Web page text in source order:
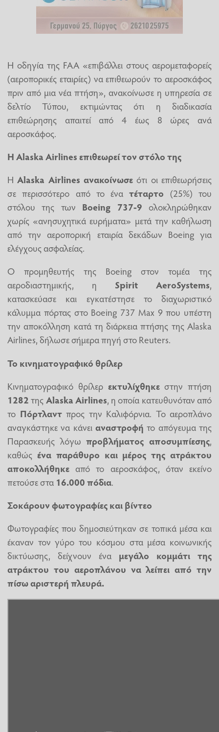
Η οδηγία της FAA «επιβάλλει στους αερομεταφορείς
(αεροπορικές εταιρίες) να επιθεωρούν το αεροσκάφος
πριν από μια νέα πτήση», ανακοίνωσε η υπηρεσία σε
δελτίο Τύπου, εκτιμώντας ότι η διαδικασία
επιθεώρησης απαιτεί από 4 έως 8 ώρες ανά
αεροσκάφος.
Η Alaska Airlines επιθεωρεί τον στόλο της
ΗAlaska Airlines ανακοίνωσε ότι οι επιθεωρήσεις
σε περισσότερο από το ένατέταρτο (25%) του
στόλου της των Boeing 737-9 ολοκληρώθηκαν
χωρίς «ανησυχητικά ευρήματα» μετά την καθήλωση
από την αεροπορική εταιρία δεκάδων Boeing για
ελέγχους ασφαλείας.
Ο προμηθευτής της Boeing στον τομέα της
αεροδιαστημικής, η Spirit AeroSystems,
κατασκεύασε και εγκατέστησε το διαχωριστικό
κάλυμμα πόρτας στο Boeing 737 Max 9 που υπέστη
την αποκόλληση κατά τη διάρκεια πτήσης της Alaska
Airlines, δήλωσε σήμερα πηγή στο Reuters.
Το κινηματογραφικό θρίλερ
Κινηματογραφικό θρίλερ εκτυλίχθηκεστην πτήση
1282της AlaskaAirlines, η οποία κατευθυνόταν από
το Πόρτλαντπρος την Καλιφόρνια. Το αεροπλάνο
αναγκάστηκε να κάνει αναστροφή το απόγευμα της
Παρασκευής λόγωπροβλήματος αποσυμπίεσης,
καθώς ένα παράθυρο και μέρος της ατράκτου
αποκολλήθηκε από το αεροσκάφος, όταν εκείνο
πετούσε στα 16.000 πόδια.
Σοκάρουν φωτογραφίες και βίντεο
Φωτογραφίες που δημοσιεύτηκαν σε τοπικά μέσα και
έκαναν τον γύρο του κόσμου στα μέσα κοινωνικής
δικτύωσης, δείχνουν ένα μεγάλο κομμάτι της
ατράκτου του αεροπλάνου να λείπει από την
πίσω αριστερή πλευρά.